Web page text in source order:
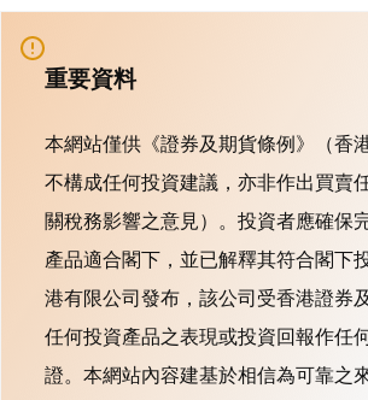
重要資料
本網站僅供《證券及期貨條例》（香
不構成任何投資建議，亦非作出買賣
關稅務影響之意見）。投資者應確保
產品適合閣下，並已解釋其符合閣下
港有限公司發布，該公司受香港證券
任何投資產品之表現或投資回報作任
證。本網站內容建基於相信為可靠之